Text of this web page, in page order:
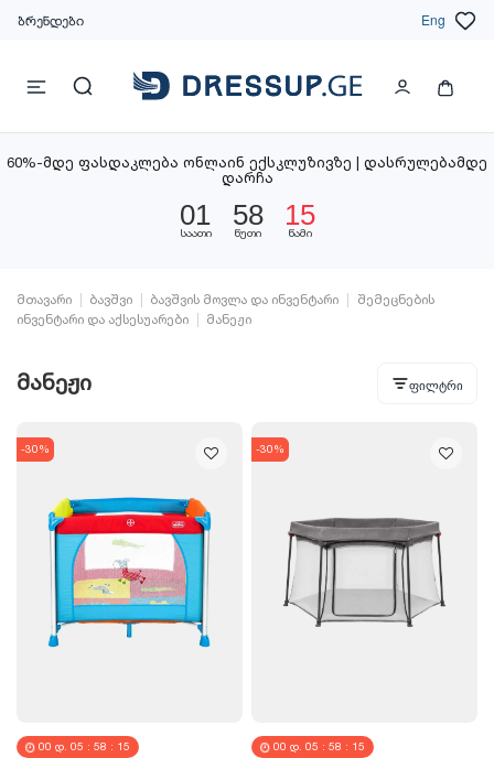
ბრენდები Eng
60%-მდე ფასდაკლება ონლაინ ექსკლუზივზე | დასრულებამდე
დარჩა
01
საათი
58
წუთი
14
წამი
მთავარი ბავშვი ბავშვის მოვლა და ინვენტარი
შემეცნების
ინვენტარი და აქსესუარები
მანეჟი
მანეჟი ფილტრი
-30%
00 Დ. 05 : 58 : 14
-30%
00 Დ. 05 : 58 : 14